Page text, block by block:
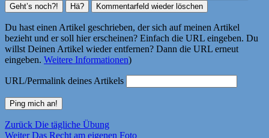
Du hast einen Artikel geschrieben, der sich auf meinen Artikel
bezieht und er soll hier erscheinen? Einfach die URL eingeben. Du
willst Deinen Artikel wieder entfernen? Dann die URL erneut
eingeben. Weitere Informationen)
URL/Permalink deines Artikels
Beitragsnavigation
Zurück Vorheriger
Beitrag:
Die tägliche Übung
Weiter Nächster
Das Recht am eigenen Foto